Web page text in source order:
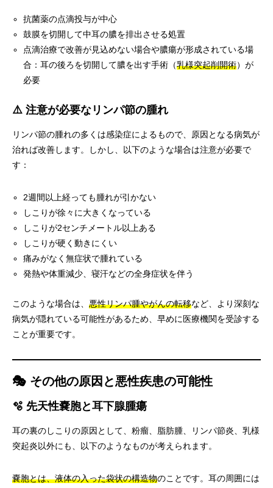
抗菌薬の点滴投与が中心
鼓膜を切開して中耳の膿を排出させる処置
点滴治療で改善が見込めない場合や膿瘍が形成されている場
合：耳の後ろを切開して膿を出す手術（乳様突起削開術）が
必要
⚠️ 注意が必要なリンパ節の腫れ
リンパ節の腫れの多くは感染症によるもので、原因となる病気が
治れば改善します。しかし、以下のような場合は注意が必要で
す：
2週間以上経っても腫れが引かない
しこりが徐々に大きくなっている
しこりが2センチメートル以上ある
しこりが硬く動きにくい
痛みがなく無症状で腫れている
発熱や体重減少、寝汗などの全身症状を伴う
このような場合は、 悪性リンパ腫やがんの転移など、より深刻な
病気が隠れている可能性があるため、早めに医療機関を受診する
ことが重要です。
🎭 その他の原因と悪性疾患の可能性
🫧 先天性嚢胞と耳下腺腫瘍
耳の裏のしこりの原因として、粉瘤、脂肪腫、リンパ節炎、乳様
突起炎以外にも、以下のようなものが考えられます。
嚢胞とは、液体の入った袋状の構造物のことです。耳の周囲には